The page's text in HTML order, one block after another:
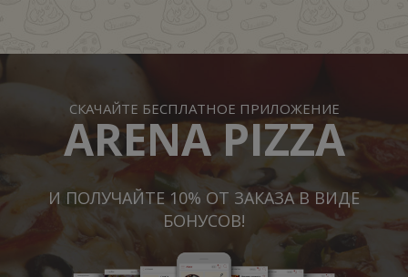
СКАЧАЙТЕ БЕСПЛАТНОЕ ПРИЛОЖЕНИЕ
ARENA PIZZA
И ПОЛУЧАЙТЕ 10% ОТ ЗАКАЗА В ВИДЕ
БОНУСОВ!